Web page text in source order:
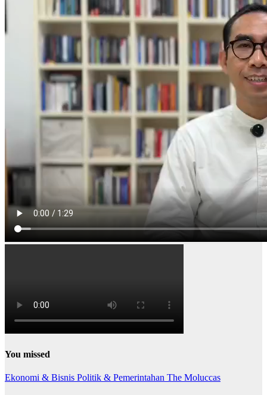
You missed
Ekonomi & Bisnis Politik & Pemerintahan The Moluccas